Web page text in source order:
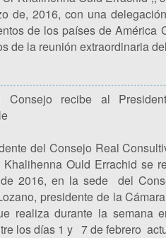
de, 2016, con una
de los países de
de la reunión extraordinaria
Consejo recibe al
del Consejo Real
Khalihenna Ould Errachid se
2016, en la sede del
presidente de la
realiza durante la
los días 1 y 7 de febrero